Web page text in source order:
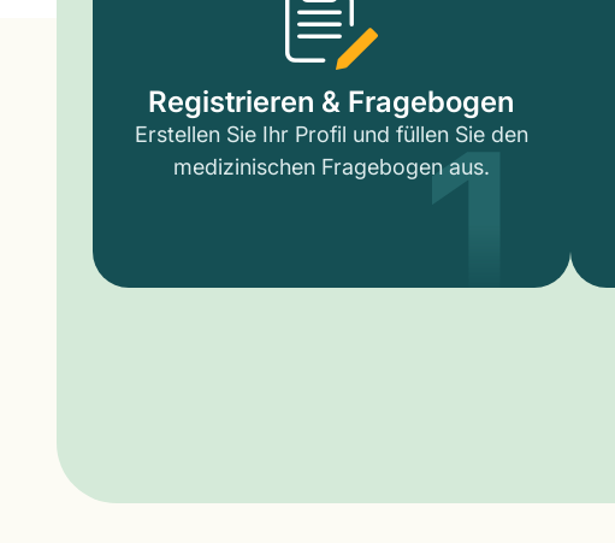
Registrieren & Fragebogen
Erstellen Sie Ihr Profil und füllen Sie den
medizinischen Fragebogen aus.
1